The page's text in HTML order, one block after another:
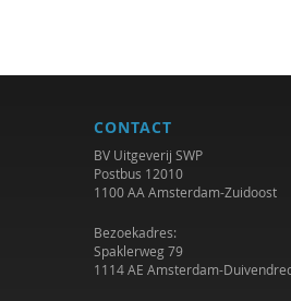
CONTACT
BV Uitgeverij SWP
Postbus 12010
1100 AA Amsterdam-Zuidoost
Bezoekadres:
Spaklerweg 79
1114 AE Amsterdam-